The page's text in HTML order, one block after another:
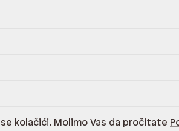
kolačići. Molimo Vas da pročitate